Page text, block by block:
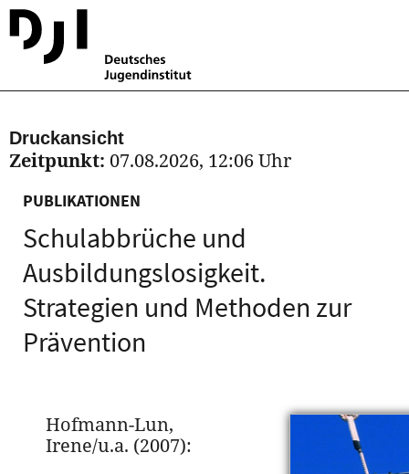
Druckansicht
Zeitpunkt: 07.08.2026, 12:06 Uhr
PUBLIKATIONEN
Schulabbrüche und
Ausbildungslosigkeit.
Strategien und Methoden zur
Prävention
Hofmann-Lun,
Irene/u.a. (2007):